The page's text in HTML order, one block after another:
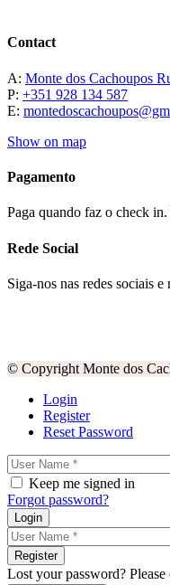
Contact
A: Monte dos Cachoupos
P: +351 928 134 587
E:
Show on map
Pagamento
Paga quando faz o check
Rede Social
Siga-nos nas redes sociais
© Copyright Monte dos
Login
Register
Reset Password
Keep me signed in
Forgot password?
Login
Register
Lost your password?